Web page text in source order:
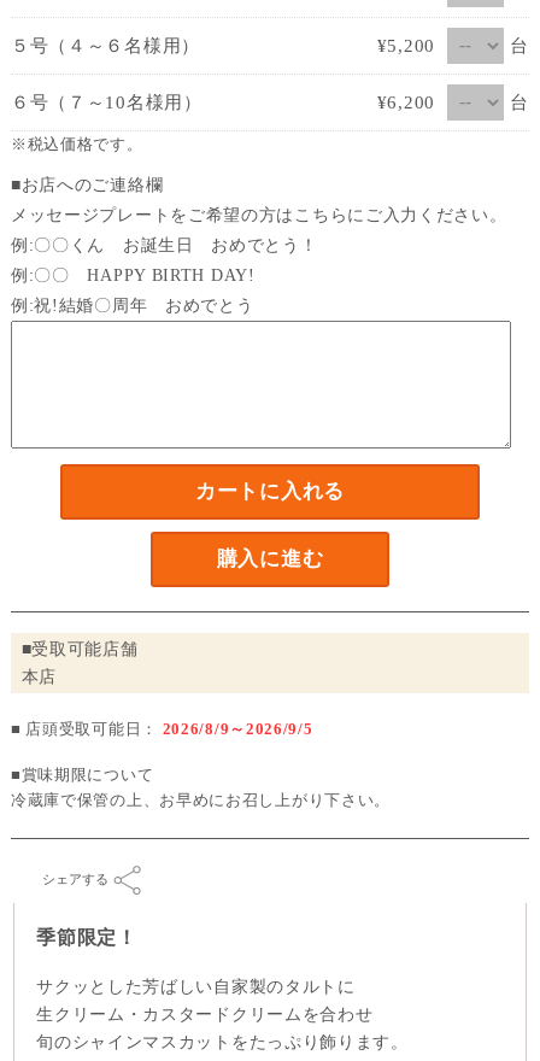
５号（４～６名様用） ¥5,200 台
６号（７～10名様用） ¥6,200 台
※税込価格です。
■お店へのご連絡欄
メッセージプレートをご希望の方はこちらにご入力ください。
例:〇〇くん お誕生日 おめでとう！
例:〇〇 HAPPY BIRTH DAY!
例:祝!結婚〇周年 おめでとう
カートに入れる
購入に進む
■受取可能店舗
本店
■ 店頭受取可能日： 2026/8/9～2026/9/5
■賞味期限について
冷蔵庫で保管の上、お早めにお召し上がり下さい。
シェアする
季節限定！
サクッとした芳ばしい自家製のタルトに
生クリーム・カスタードクリームを合わせ
旬のシャインマスカットをたっぷり飾ります。